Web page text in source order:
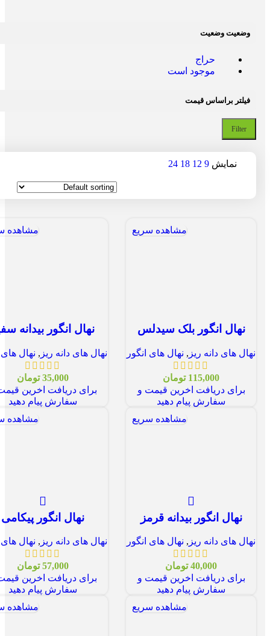
وضعیت وضعیت
حراج
موجود است
فیلتر براساس قیمت
Filter
نمایش 9
12
18
24
مشاهده سریع
نهال انگور بلک سیدلس
نهال های دانه ریز , نهال های انگور
115,000 تومان
برای دریافت اخرین قیمت و
سفارش پیام دهید
مشاهده
نهال انگور بیدانه
نهال های دانه ریز , نهال های
35,000 تومان
برای دریافت اخرین
سفارش پیام دهید
مشاهده سریع
نهال انگور بیدانه قرمز
نهال های دانه ریز , نهال های انگور
40,000 تومان
برای دریافت اخرین قیمت و
سفارش پیام دهید
مشاهده
نهال انگور پیکامی
نهال های دانه ریز , نهال های
57,000 تومان
برای دریافت اخرین
سفارش پیام دهید
مشاهده سریع
مشاهده